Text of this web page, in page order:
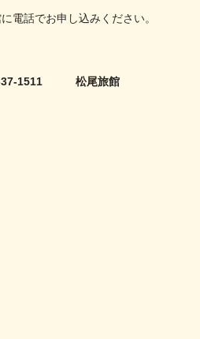
電話でお申し込みください。
1511 松尾旅館